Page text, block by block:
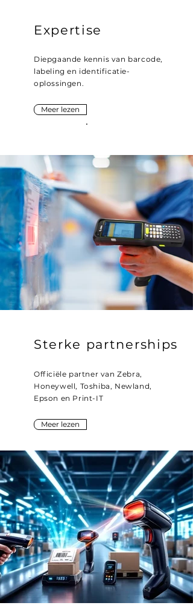
Expertise
Diepgaande kennis van barcode,
labeling en identificatie-
oplossingen.
Meer lezen
Sterke partnerships
Officiële partner van Zebra,
Honeywell, Toshiba, Newland,
Epson en Print-IT
Meer lezen